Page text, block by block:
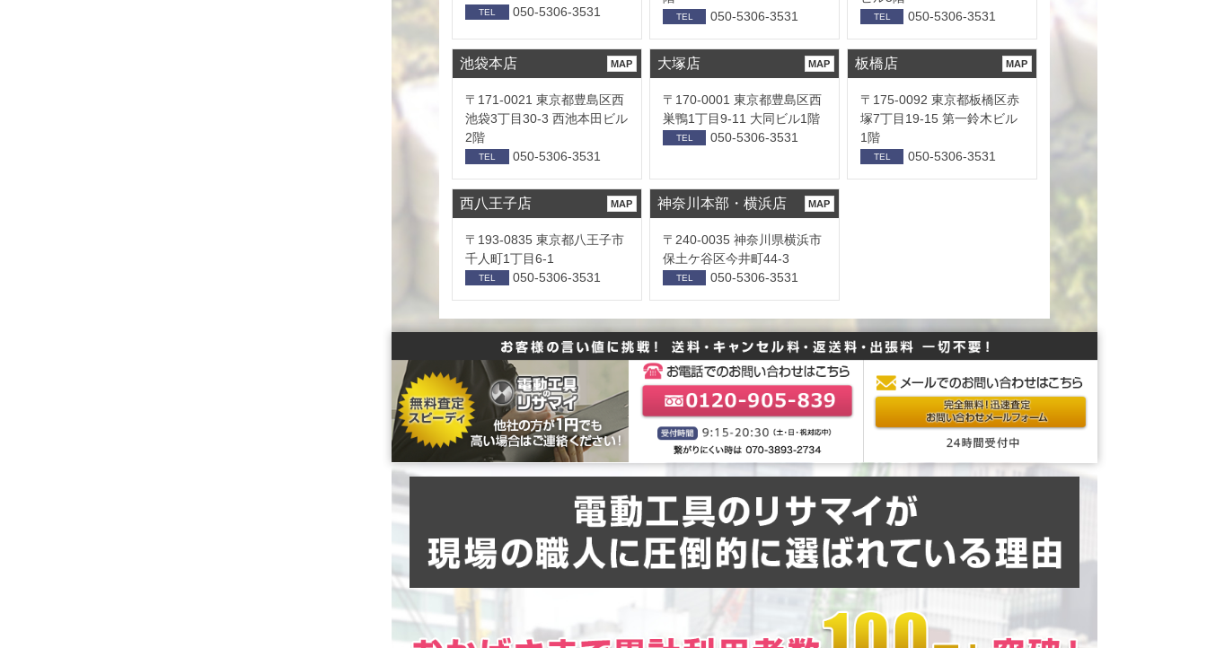
TEL 050-5306-3531 TEL 050-5306-3531 TEL 050-5306-3531
池袋本店 MAP
〒171-0021 東京都豊島区西
池袋3丁目30-3 西池本田ビル
2階
TEL 050-5306-3531
大塚店 MAP
〒170-0001 東京都豊島区西
巣鴨1丁目9-11 大同ビル1階
TEL 050-5306-3531
板橋店 MAP
〒175-0092 東京都板橋区赤
塚7丁目19-15 第一鈴木ビル
1階
TEL 050-5306-3531
西八王子店 MAP
〒193-0835 東京都八王子市
千人町1丁目6-1
TEL 050-5306-3531
神奈川本部・横浜店 MAP
〒240-0035 神奈川県横浜市
保⼟ケ⾕区今井町44-3
TEL 050-5306-3531